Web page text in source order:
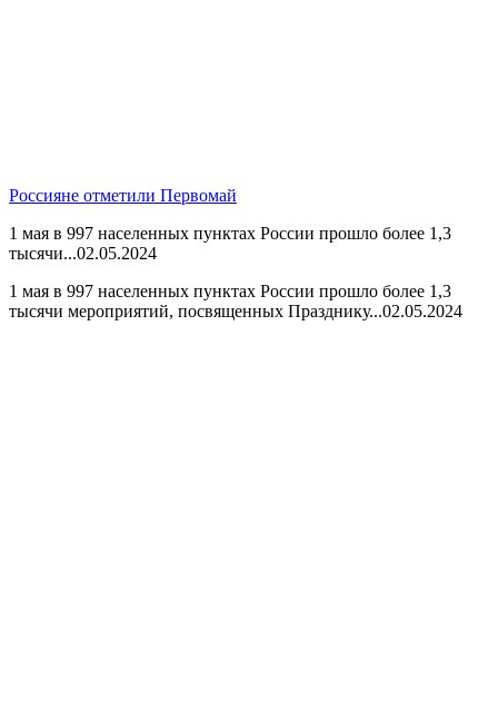
Россияне отметили Первомай
1 мая в 997 населенных пунктах России прошло более 1,3
тысячи...02.05.2024
1 мая в 997 населенных пунктах России прошло более 1,3
тысячи мероприятий, посвященных Празднику...02.05.2024